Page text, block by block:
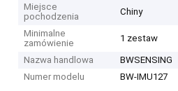
Miejsce
pochodzenia
Chiny
Minimalne
zamówienie
1 zestaw
Nazwa handlowa
BWSENSING
Numer modelu
BW-IMU127